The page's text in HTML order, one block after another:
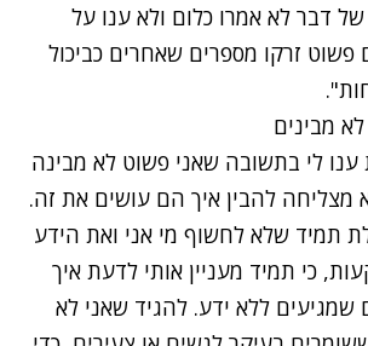
של דבר לא אמרו כלום ולא ענו על
זרקו מספרים שאחרים כביכול
מבינים
לי בתשובה שאני פשוט לא מבינה
מצליחה להבין איך הם עושים את זה.
תמיד שלא לחשוף מי אני ואת הידע
כי תמיד מעניין אותי לדעת איך
שמגיעים ללא ידע. להגיד שאני לא